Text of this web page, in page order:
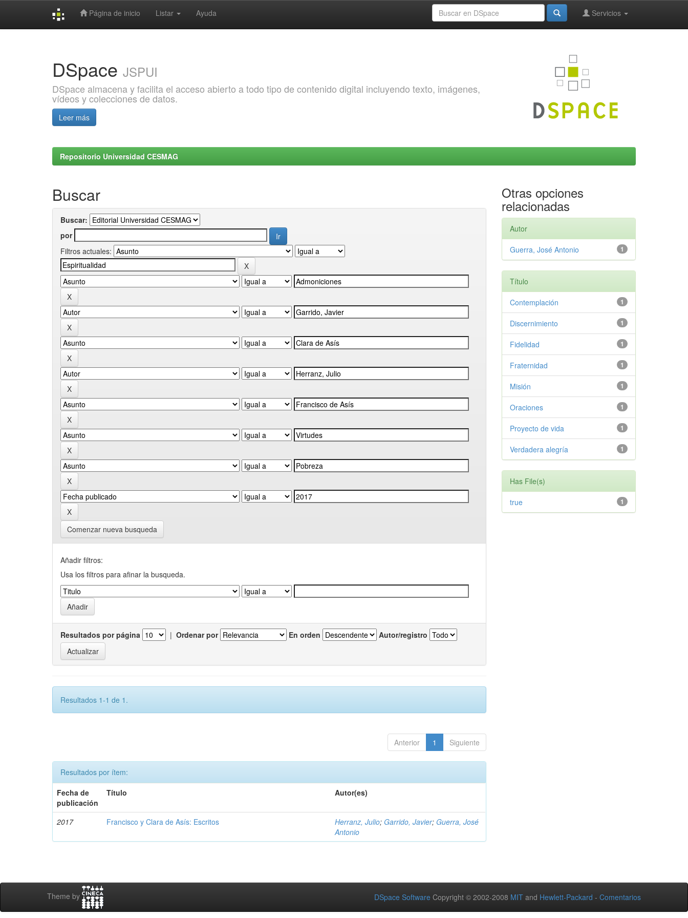
Página de inicio Listar Ayuda Servicios
DSpace JSPUI
DSpace almacena y facilita el acceso abierto a todo tipo de contenido digital incluyendo texto, imágenes,
vídeos y colecciones de datos.
Leer más
Repositorio Universidad CESMAG
Buscar
Buscar:
por
Filtros actuales:
Comenzar nueva busqueda
Añadir filtros:
Usa los filtros para afinar la busqueda.
Resultados por página | Ordenar por En orden Autor/registro
Resultados 1-1 de 1.
Anterior 1 Siguiente
Resultados por ítem:
Fecha de
publicación
Título Autor(es)
2017 Francisco y Clara de Asís: Escritos Herranz, Julio; Garrido, Javier; Guerra, José
Antonio
Otras opciones
relacionadas
Autor
1
Guerra, José Antonio
Título
1
Contemplación
1
Discernimiento
1
Fidelidad
1
Fraternidad
1
Misión
1
Oraciones
1
Proyecto de vida
1
Verdadera alegría
Has File(s)
1
true
Theme by DSpace Software Copyright © 2002-2008 MIT and Hewlett-Packard - Comentarios